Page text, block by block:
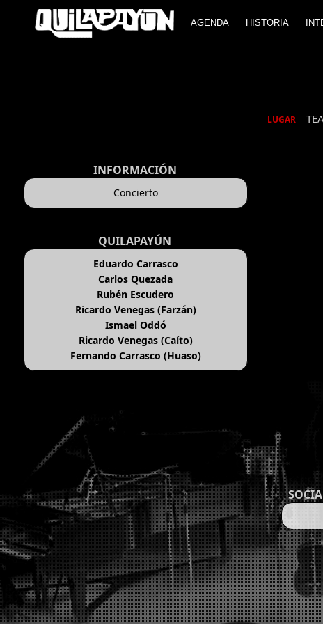
AGENDA HISTORIA
LUGAR
INFORMACIÓN
Concierto
QUILAPAYÚN
Eduardo Carrasco
Carlos Quezada
Rubén Escudero
Ricardo Venegas (Farzán)
Ismael Oddó
Ricardo Venegas (Caíto)
Fernando Carrasco (Huaso)